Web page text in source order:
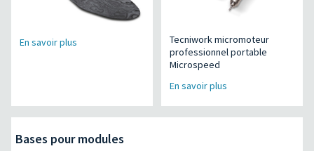
En savoir plus
Tecniwork micromoteur
professionnel portable
Microspeed
En savoir plus
Bases pour modules